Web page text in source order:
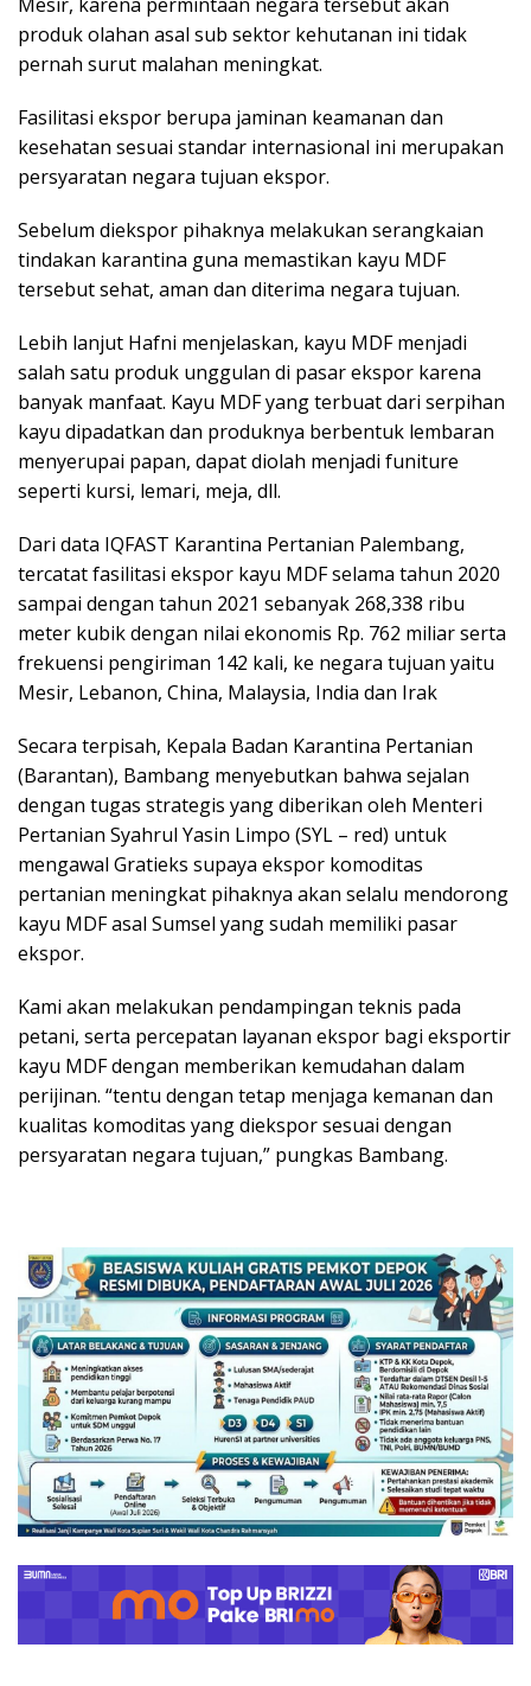
produk olahan asal sub sektor kehutanan ini tidak
pernah surut malahan meningkat.
Fasilitasi ekspor berupa jaminan keamanan dan
kesehatan sesuai standar internasional ini merupakan
persyaratan negara tujuan ekspor.
Sebelum diekspor pihaknya melakukan serangkaian
tindakan karantina guna memastikan kayu MDF
tersebut sehat, aman dan diterima negara tujuan.
Lebih lanjut Hafni menjelaskan, kayu MDF menjadi
salah satu produk unggulan di pasar ekspor karena
banyak manfaat. Kayu MDF yang terbuat dari serpihan
kayu dipadatkan dan produknya berbentuk lembaran
menyerupai papan, dapat diolah menjadi funiture
seperti kursi, lemari, meja, dll.
Dari data IQFAST Karantina Pertanian Palembang,
tercatat fasilitasi ekspor kayu MDF selama tahun 2020
sampai dengan tahun 2021 sebanyak 268,338 ribu
meter kubik dengan nilai ekonomis Rp. 762 miliar serta
frekuensi pengiriman 142 kali, ke negara tujuan yaitu
Mesir, Lebanon, China, Malaysia, India dan Irak
Secara terpisah, Kepala Badan Karantina Pertanian
(Barantan), Bambang menyebutkan bahwa sejalan
dengan tugas strategis yang diberikan oleh Menteri
Pertanian Syahrul Yasin Limpo (SYL – red) untuk
mengawal Gratieks supaya ekspor komoditas
pertanian meningkat pihaknya akan selalu mendorong
kayu MDF asal Sumsel yang sudah memiliki pasar
ekspor.
Kami akan melakukan pendampingan teknis pada
petani, serta percepatan layanan ekspor bagi eksportir
kayu MDF dengan memberikan kemudahan dalam
perijinan. “tentu dengan tetap menjaga kemanan dan
kualitas komoditas yang diekspor sesuai dengan
persyaratan negara tujuan,” pungkas Bambang.